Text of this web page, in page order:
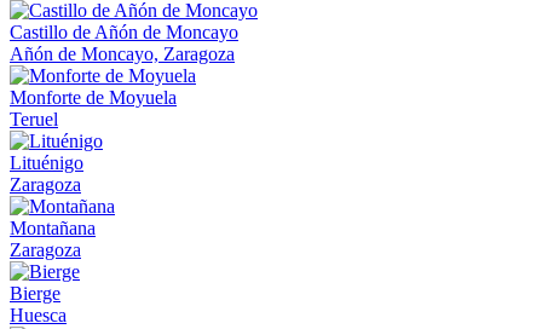
Castillo de Añón de Moncayo
Añón de Moncayo, Zaragoza
Monforte de Moyuela
Teruel
Lituénigo
Zaragoza
Montañana
Zaragoza
Bierge
Huesca